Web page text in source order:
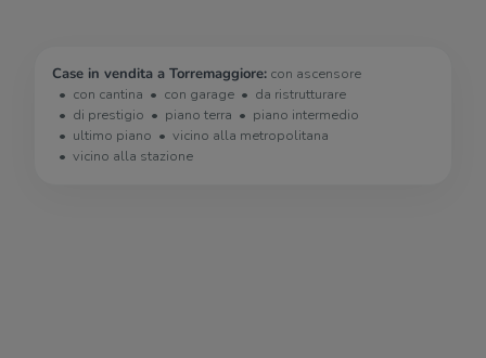
Case in vendita a Torremaggiore: con ascensore
con cantina
con garage
da ristrutturare
di prestigio
piano terra
piano intermedio
ultimo piano
vicino alla metropolitana
vicino alla stazione